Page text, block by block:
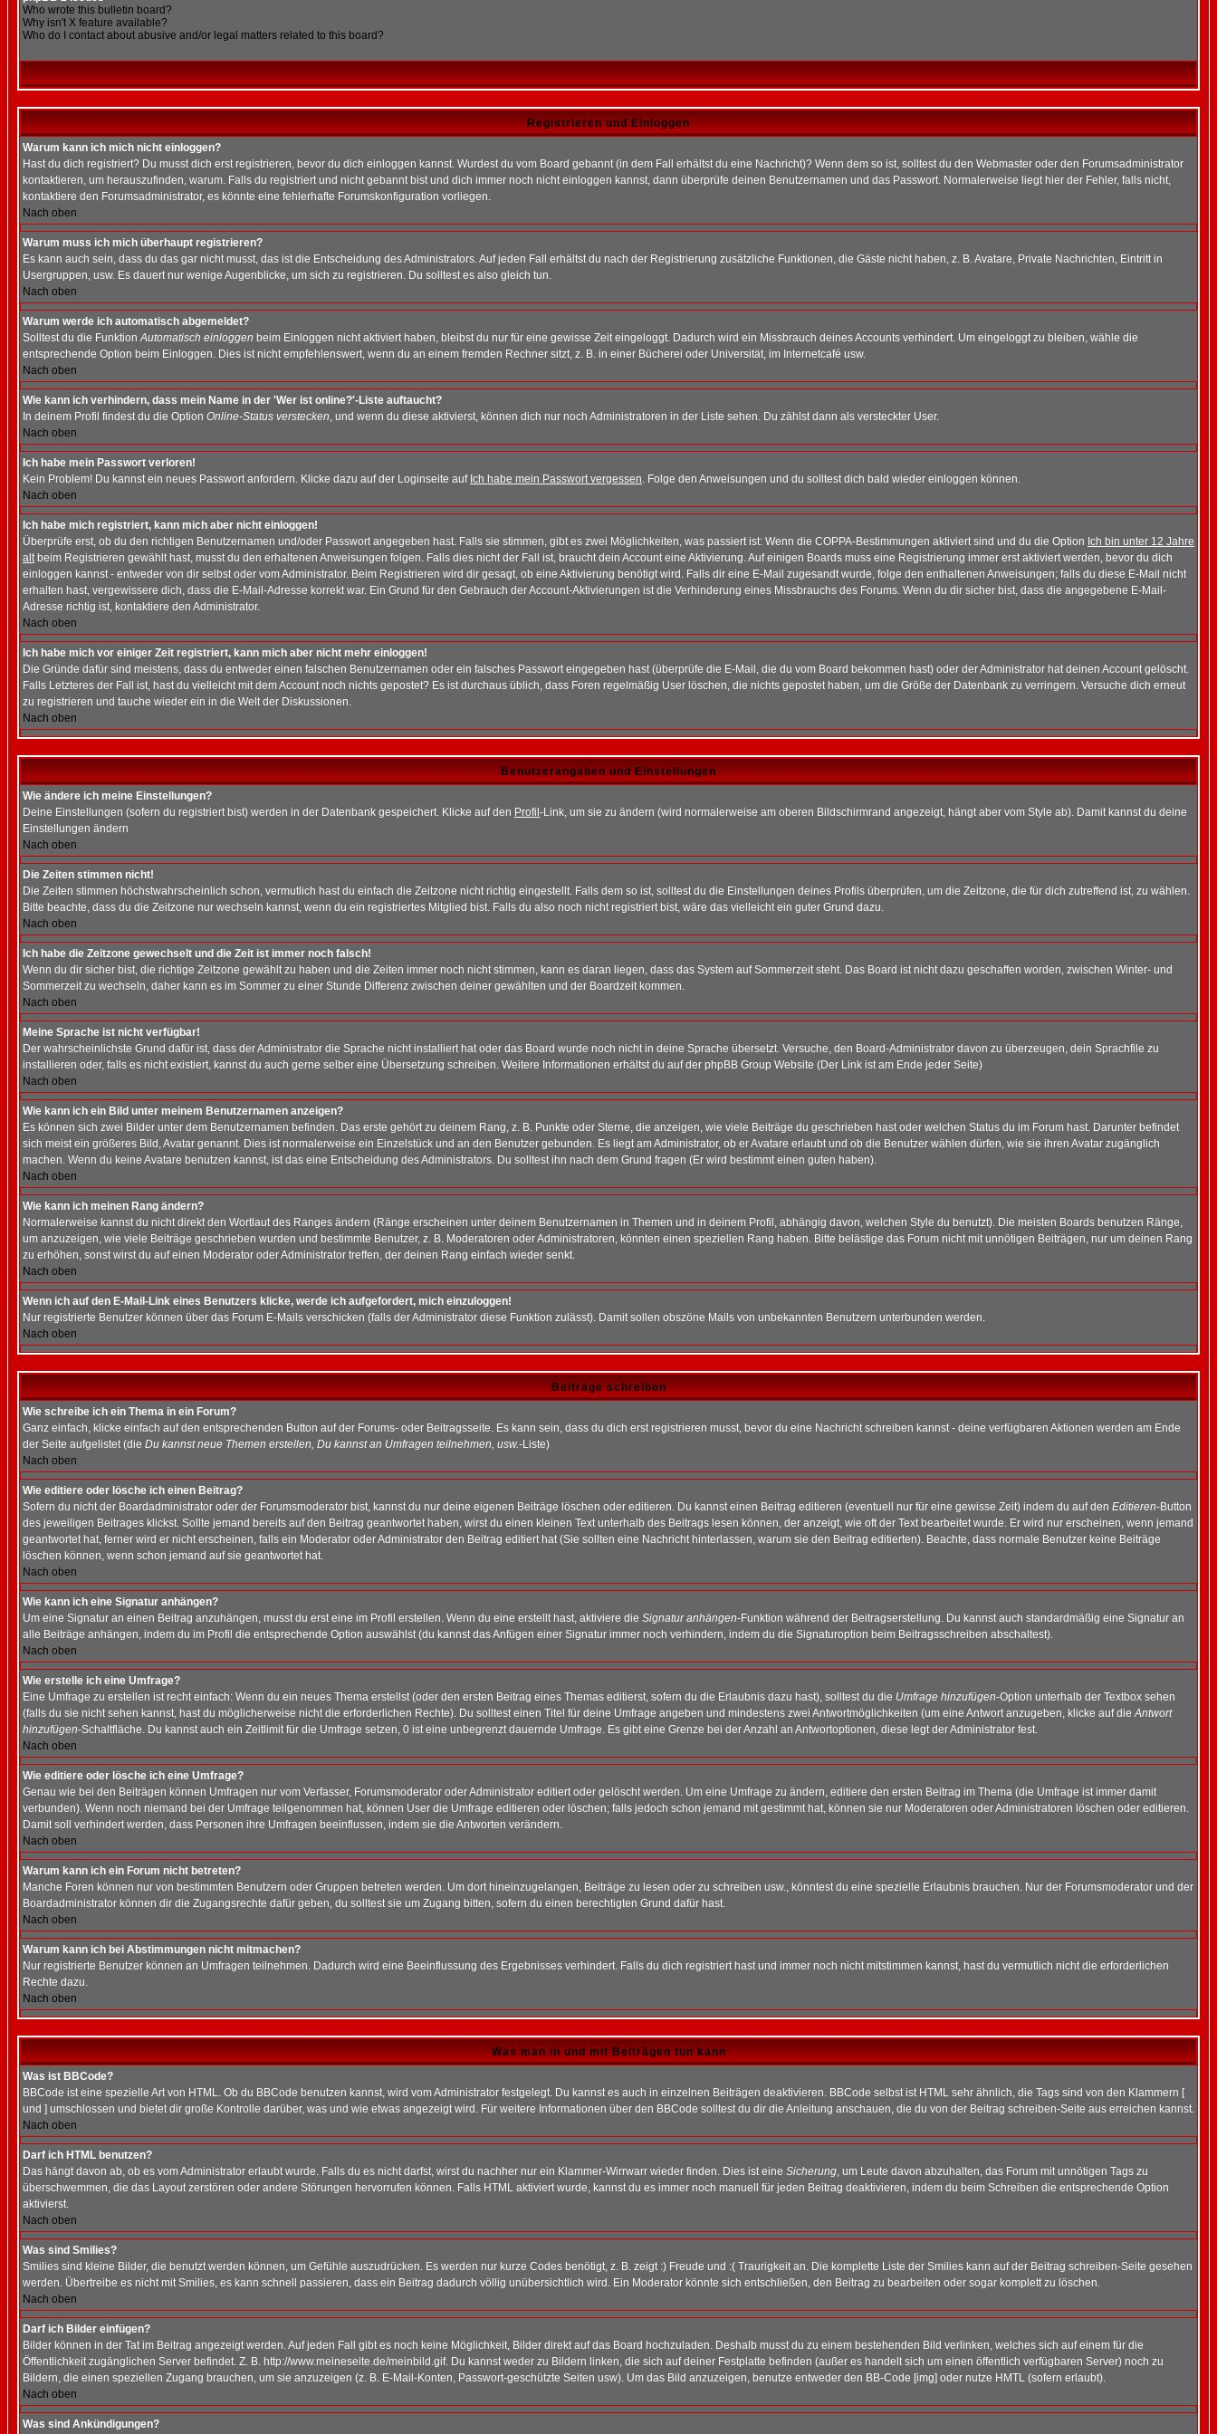
Who wrote this bulletin board?
Why isn't X feature available?
Who do I contact about abusive and/or legal matters related to this board?
Registrieren und Einloggen
Warum kann ich mich nicht einloggen?
Hast du dich registriert? Du musst dich erst registrieren, bevor du dich einloggen kannst. Wurdest du vom Board gebannt (in dem Fall erhältst du eine Nachricht)? Wenn dem so ist, solltest du den Webmaster oder den Forumsadministrator
kontaktieren, um herauszufinden, warum. Falls du registriert und nicht gebannt bist und dich immer noch nicht einloggen kannst, dann überprüfe deinen Benutzernamen und das Passwort. Normalerweise liegt hier der Fehler, falls nicht,
kontaktiere den Forumsadministrator, es könnte eine fehlerhafte Forumskonfiguration vorliegen.
Nach oben
Warum muss ich mich überhaupt registrieren?
Es kann auch sein, dass du das gar nicht musst, das ist die Entscheidung des Administrators. Auf jeden Fall erhältst du nach der Registrierung zusätzliche Funktionen, die Gäste nicht haben, z. B. Avatare, Private Nachrichten, Eintritt in
Usergruppen, usw. Es dauert nur wenige Augenblicke, um sich zu registrieren. Du solltest es also gleich tun.
Nach oben
Warum werde ich automatisch abgemeldet?
Solltest du die FunktionAutomatisch einloggen beim Einloggen nicht aktiviert haben, bleibst du nur für eine gewisse Zeit eingeloggt. Dadurch wird ein Missbrauch deines Accounts verhindert. Um eingeloggt zu bleiben, wähle die
entsprechende Option beim Einloggen. Dies ist nicht empfehlenswert, wenn du an einem fremden Rechner sitzt, z. B. in einer Bücherei oder Universität, im Internetcafé usw.
Nach oben
Wie kann ich verhindern, dass mein Name in der 'Wer ist online?'-Liste auftaucht?
In deinem Profil findest du die Option Online-Status verstecken, und wenn du diese aktivierst, können dich nur noch Administratoren in der Liste sehen. Du zählst dann als versteckter User.
Nach oben
Ich habe mein Passwort verloren!
Kein Problem! Du kannst ein neues Passwort anfordern. Klicke dazu auf der Loginseite auf Ich habe mein Passwort vergessen. Folge den Anweisungen und du solltest dich bald wieder einloggen können.
Nach oben
Ich habe mich registriert, kann mich aber nicht einloggen!
Überprüfe erst, ob du den richtigen Benutzernamen und/oder Passwort angegeben hast. Falls sie stimmen, gibt es zwei Möglichkeiten, was passiert ist: Wenn die COPPA-Bestimmungen aktiviert sind und du die Option Ich bin unter 12 Jahre
altbeim Registrieren gewählt hast, musst du den erhaltenen Anweisungen folgen. Falls dies nicht der Fall ist, braucht dein Account eine Aktivierung. Auf einigen Boards muss eine Registrierung immer erst aktiviert werden, bevor du dich
einloggen kannst - entweder von dir selbst oder vom Administrator. Beim Registrieren wird dir gesagt, ob eine Aktivierung benötigt wird. Falls dir eine E-Mail zugesandt wurde, folge den enthaltenen Anweisungen; falls du diese E-Mail nicht
erhalten hast, vergewissere dich, dass die E-Mail-Adresse korrekt war. Ein Grund für den Gebrauch der Account-Aktivierungen ist die Verhinderung eines Missbrauchs des Forums. Wenn du dir sicher bist, dass die angegebene E-Mail-
Adresse richtig ist, kontaktiere den Administrator.
Nach oben
Ich habe mich vor einiger Zeit registriert, kann mich aber nicht mehr einloggen!
Die Gründe dafür sind meistens, dass du entweder einen falschen Benutzernamen oder ein falsches Passwort eingegeben hast (überprüfe die E-Mail, die du vom Board bekommen hast) oder der Administrator hat deinen Account gelöscht.
Falls Letzteres der Fall ist, hast du vielleicht mit dem Account noch nichts gepostet? Es ist durchaus üblich, dass Foren regelmäßig User löschen, die nichts gepostet haben, um die Größe der Datenbank zu verringern. Versuche dich erneut
zu registrieren und tauche wieder ein in die Welt der Diskussionen.
Nach oben
Benutzerangaben und Einstellungen
Wie ändere ich meine Einstellungen?
Deine Einstellungen (sofern du registriert bist) werden in der Datenbank gespeichert. Klicke auf den Profil -Link, um sie zu ändern (wird normalerweise am oberen Bildschirmrand angezeigt, hängt aber vom Style ab). Damit kannst du deine
Einstellungen ändern
Nach oben
Die Zeiten stimmen nicht!
Die Zeiten stimmen höchstwahrscheinlich schon, vermutlich hast du einfach die Zeitzone nicht richtig eingestellt. Falls dem so ist, solltest du die Einstellungen deines Profils überprüfen, um die Zeitzone, die für dich zutreffend ist, zu wählen.
Bitte beachte, dass du die Zeitzone nur wechseln kannst, wenn du ein registriertes Mitglied bist. Falls du also noch nicht registriert bist, wäre das vielleicht ein guter Grund dazu.
Nach oben
Ich habe die Zeitzone gewechselt und die Zeit ist immer noch falsch!
Wenn du dir sicher bist, die richtige Zeitzone gewählt zu haben und die Zeiten immer noch nicht stimmen, kann es daran liegen, dass das System auf Sommerzeit steht. Das Board ist nicht dazu geschaffen worden, zwischen Winter- und
Sommerzeit zu wechseln, daher kann es im Sommer zu einer Stunde Differenz zwischen deiner gewählten und der Boardzeit kommen.
Nach oben
Meine Sprache ist nicht verfügbar!
Der wahrscheinlichste Grund dafür ist, dass der Administrator die Sprache nicht installiert hat oder das Board wurde noch nicht in deine Sprache übersetzt. Versuche, den Board-Administrator davon zu überzeugen, dein Sprachfile zu
installieren oder, falls es nicht existiert, kannst du auch gerne selber eine Übersetzung schreiben. Weitere Informationen erhältst du auf der phpBB Group Website (Der Link ist am Ende jeder Seite)
Nach oben
Wie kann ich ein Bild unter meinem Benutzernamen anzeigen?
Es können sich zwei Bilder unter dem Benutzernamen befinden. Das erste gehört zu deinem Rang, z. B. Punkte oder Sterne, die anzeigen, wie viele Beiträge du geschrieben hast oder welchen Status du im Forum hast. Darunter befindet
sich meist ein größeres Bild, Avatar genannt. Dies ist normalerweise ein Einzelstück und an den Benutzer gebunden. Es liegt am Administrator, ob er Avatare erlaubt und ob die Benutzer wählen dürfen, wie sie ihren Avatar zugänglich
machen. Wenn du keine Avatare benutzen kannst, ist das eine Entscheidung des Administrators. Du solltest ihn nach dem Grund fragen (Er wird bestimmt einen guten haben).
Nach oben
Wie kann ich meinen Rang ändern?
Normalerweise kannst du nicht direkt den Wortlaut des Ranges ändern (Ränge erscheinen unter deinem Benutzernamen in Themen und in deinem Profil, abhängig davon, welchen Style du benutzt). Die meisten Boards benutzen Ränge,
um anzuzeigen, wie viele Beiträge geschrieben wurden und bestimmte Benutzer, z. B. Moderatoren oder Administratoren, könnten einen speziellen Rang haben. Bitte belästige das Forum nicht mit unnötigen Beiträgen, nur um deinen Rang
zu erhöhen, sonst wirst du auf einen Moderator oder Administrator treffen, der deinen Rang einfach wieder senkt.
Nach oben
Wenn ich auf den E-Mail-Link eines Benutzers klicke, werde ich aufgefordert, mich einzuloggen!
Nur registrierte Benutzer können über das Forum E-Mails verschicken (falls der Administrator diese Funktion zulässt). Damit sollen obszöne Mails von unbekannten Benutzern unterbunden werden.
Nach oben
Beiträge schreiben
Wie schreibe ich ein Thema in ein Forum?
Ganz einfach, klicke einfach auf den entsprechenden Button auf der Forums- oder Beitragsseite. Es kann sein, dass du dich erst registrieren musst, bevor du eine Nachricht schreiben kannst - deine verfügbaren Aktionen werden am Ende
der Seite aufgelistet (die Du kannst neue Themen erstellen, Du kannst an Umfragen teilnehmen, usw.-Liste)
Nach oben
Wie editiere oder lösche ich einen Beitrag?
Sofern du nicht der Boardadministrator oder der Forumsmoderator bist, kannst du nur deine eigenen Beiträge löschen oder editieren. Du kannst einen Beitrag editieren (eventuell nur für eine gewisse Zeit) indem du auf den Editieren-Button
des jeweiligen Beitrages klickst. Sollte jemand bereits auf den Beitrag geantwortet haben, wirst du einen kleinen Text unterhalb des Beitrags lesen können, der anzeigt, wie oft der Text bearbeitet wurde. Er wird nur erscheinen, wenn jemand
geantwortet hat, ferner wird er nicht erscheinen, falls ein Moderator oder Administrator den Beitrag editiert hat (Sie sollten eine Nachricht hinterlassen, warum sie den Beitrag editierten). Beachte, dass normale Benutzer keine Beiträge
löschen können, wenn schon jemand auf sie geantwortet hat.
Nach oben
Wie kann ich eine Signatur anhängen?
Um eine Signatur an einen Beitrag anzuhängen, musst du erst eine im Profil erstellen. Wenn du eine erstellt hast, aktiviere die Signatur anhängen-Funktion während der Beitragserstellung. Du kannst auch standardmäßig eine Signatur an
alle Beiträge anhängen, indem du im Profil die entsprechende Option auswählst (du kannst das Anfügen einer Signatur immer noch verhindern, indem du die Signaturoption beim Beitragsschreiben abschaltest).
Nach oben
Wie erstelle ich eine Umfrage?
Eine Umfrage zu erstellen ist recht einfach: Wenn du ein neues Thema erstellst (oder den ersten Beitrag eines Themas editierst, sofern du die Erlaubnis dazu hast), solltest du die Umfrage hinzufügen-Option unterhalb der Textbox sehen
(falls du sie nicht sehen kannst, hast du möglicherweise nicht die erforderlichen Rechte). Du solltest einen Titel für deine Umfrage angeben und mindestens zwei Antwortmöglichkeiten (um eine Antwort anzugeben, klicke auf dieAntwort
hinzufügen-Schaltfläche. Du kannst auch ein Zeitlimit für die Umfrage setzen, 0 ist eine unbegrenzt dauernde Umfrage. Es gibt eine Grenze bei der Anzahl an Antwortoptionen, diese legt der Administrator fest.
Nach oben
Wie editiere oder lösche ich eine Umfrage?
Genau wie bei den Beiträgen können Umfragen nur vom Verfasser, Forumsmoderator oder Administrator editiert oder gelöscht werden. Um eine Umfrage zu ändern, editiere den ersten Beitrag im Thema (die Umfrage ist immer damit
verbunden). Wenn noch niemand bei der Umfrage teilgenommen hat, können User die Umfrage editieren oder löschen; falls jedoch schon jemand mit gestimmt hat, können sie nur Moderatoren oder Administratoren löschen oder editieren.
Damit soll verhindert werden, dass Personen ihre Umfragen beeinflussen, indem sie die Antworten verändern.
Nach oben
Warum kann ich ein Forum nicht betreten?
Manche Foren können nur von bestimmten Benutzern oder Gruppen betreten werden. Um dort hineinzugelangen, Beiträge zu lesen oder zu schreiben usw., könntest du eine spezielle Erlaubnis brauchen. Nur der Forumsmoderator und der
Boardadministrator können dir die Zugangsrechte dafür geben, du solltest sie um Zugang bitten, sofern du einen berechtigten Grund dafür hast.
Nach oben
Warum kann ich bei Abstimmungen nicht mitmachen?
Nur registrierte Benutzer können an Umfragen teilnehmen. Dadurch wird eine Beeinflussung des Ergebnisses verhindert. Falls du dich registriert hast und immer noch nicht mitstimmen kannst, hast du vermutlich nicht die erforderlichen
Rechte dazu.
Nach oben
Was man in und mit Beiträgen tun kann
Was ist BBCode?
BBCode ist eine spezielle Art von HTML. Ob du BBCode benutzen kannst, wird vom Administrator festgelegt. Du kannst es auch in einzelnen Beiträgen deaktivieren. BBCode selbst ist HTML sehr ähnlich, die Tags sind von den Klammern [
und ] umschlossen und bietet dir große Kontrolle darüber, was und wie etwas angezeigt wird. Für weitere Informationen über den BBCode solltest du dir die Anleitung anschauen, die du von der Beitrag schreiben-Seite aus erreichen kannst.
Nach oben
Darf ich HTML benutzen?
Das hängt davon ab, ob es vom Administrator erlaubt wurde. Falls du es nicht darfst, wirst du nachher nur ein Klammer-Wirrwarr wieder finden. Dies ist eine Sicherung, um Leute davon abzuhalten, das Forum mit unnötigen Tags zu
überschwemmen, die das Layout zerstören oder andere Störungen hervorrufen können. Falls HTML aktiviert wurde, kannst du es immer noch manuell für jeden Beitrag deaktivieren, indem du beim Schreiben die entsprechende Option
aktivierst.
Nach oben
Was sind Smilies?
Smilies sind kleine Bilder, die benutzt werden können, um Gefühle auszudrücken. Es werden nur kurze Codes benötigt, z. B. zeigt :) Freude und :( Traurigkeit an. Die komplette Liste der Smilies kann auf der Beitrag schreiben-Seite gesehen
werden. Übertreibe es nicht mit Smilies, es kann schnell passieren, dass ein Beitrag dadurch völlig unübersichtlich wird. Ein Moderator könnte sich entschließen, den Beitrag zu bearbeiten oder sogar komplett zu löschen.
Nach oben
Darf ich Bilder einfügen?
Bilder können in der Tat im Beitrag angezeigt werden. Auf jeden Fall gibt es noch keine Möglichkeit, Bilder direkt auf das Board hochzuladen. Deshalb musst du zu einem bestehenden Bild verlinken, welches sich auf einem für die
Öffentlichkeit zugänglichen Server befindet. Z. B. http://www.meineseite.de/meinbild.gif. Du kannst weder zu Bildern linken, die sich auf deiner Festplatte befinden (außer es handelt sich um einen öffentlich verfügbaren Server) noch zu
Bildern, die einen speziellen Zugang brauchen, um sie anzuzeigen (z. B. E-Mail-Konten, Passwort-geschützte Seiten usw). Um das Bild anzuzeigen, benutze entweder den BB-Code [img] oder nutze HMTL (sofern erlaubt).
Nach oben
Was sind Ankündigungen?